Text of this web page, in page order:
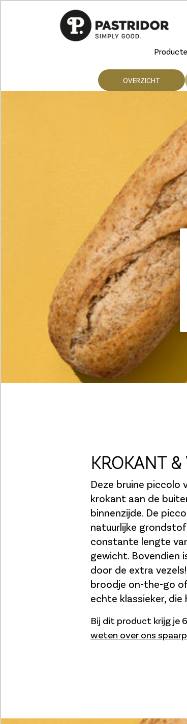
OVERZICHT
KROKANT &
Deze bruine piccolo
krokant aan de
binnenzijde. De
natuurlijke
constante lengte
gewicht. Bovendien
door de extra
broodje on-the-go
echte klassieker,
Bij dit product krijg je
weten over ons